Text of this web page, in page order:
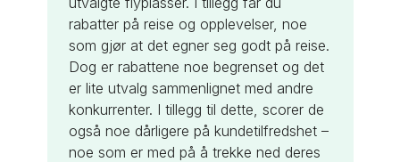
rabatter på reise og opplevelser, noe
som gjør at det egner seg godt på reise.
Dog er rabattene noe begrenset og det
er lite utvalg sammenlignet med andre
konkurrenter. I tillegg til dette, scorer de
også noe dårligere på kundetilfredshet –
noe som er med på å trekke ned deres